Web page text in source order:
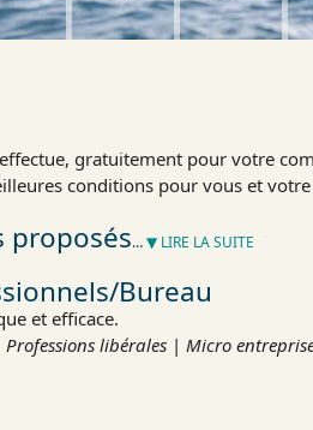
effectue, gratuitement pour votre
conditions pour vous et
proposés…▼ LIRE LA SUITE
Bureau
et efficace.
Professions libérales| Micro